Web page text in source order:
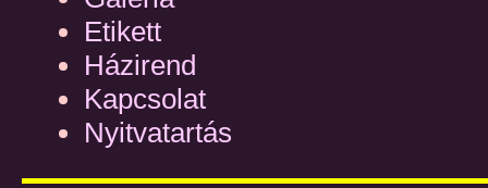
Etikett
Házirend
Kapcsolat
Nyitvatartás